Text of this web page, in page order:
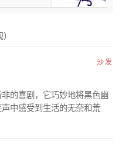
沙发
的喜剧，它巧妙地将黑色幽
中感受到生活的无奈和荒